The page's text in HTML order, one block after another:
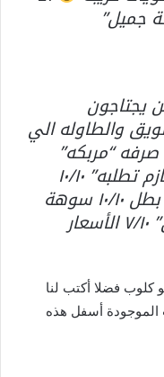
جميل”
يجتاجون
والطاوله الي
“مربكه”
طلباتي: سوهو فرايز “ممتاز لازم تطلبه” ١٠/١٠
بريسكيت سلايدر “لازم تجربة” بطل ١٠/١٠ سوهة
شكين سلايدر “دون المستوى” ٧/١٠ الأسعار
كلوب فضلا أكتب لنا
الموجودة أسفل هذه